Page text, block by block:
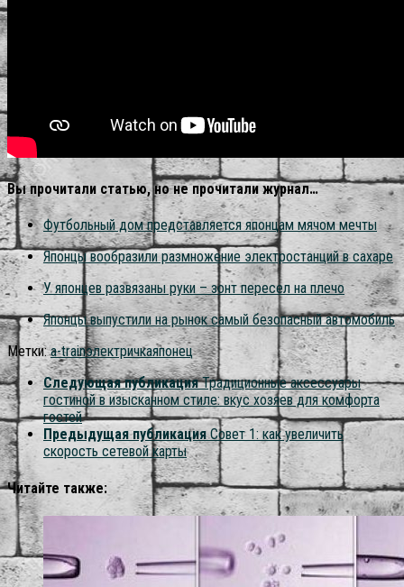
Вы прочитали статью, но не прочитали журнал…
Футбольный дом представляется японцам мячом мечты
Японцы вообразили размножение электростанций в сахаре
У японцев развязаны руки – зонт пересел на плечо
Японцы выпустили на рынок самый безопасный автомобиль
Метки: a-trainэлектричкаяпонец
Следующая публикация Традиционные аксессуары
гостиной в изысканном стиле: вкус хозяев для комфорта
гостей
Предыдущая публикация Совет 1: как увеличить
скорость сетевой карты
Читайте также: